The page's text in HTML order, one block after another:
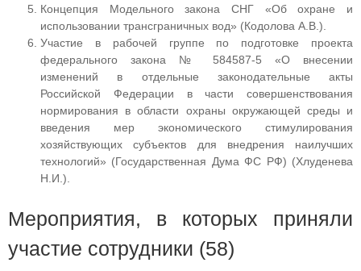
Концепция Модельного закона СНГ «Об охране и
использовании трансграничных вод» (Кодолова А.В.).
Участие в рабочей группе по подготовке проекта
федерального закона № 584587-5 «О внесении
изменений в отдельные законодательные акты
Российской Федерации в части совершенствования
нормирования в области охраны окружающей среды и
введения мер экономического стимулирования
хозяйствующих субъектов для внедрения наилучших
технологий» (Государственная Дума ФС РФ) (Хлуденева
Н.И.).
Мероприятия, в которых приняли
участие сотрудники (58)